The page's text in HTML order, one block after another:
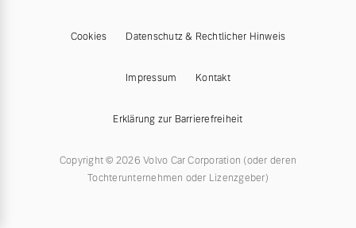
Cookies Datenschutz & Rechtlicher Hinweis
Impressum Kontakt
Erklärung zur Barrierefreiheit
Copyright © 2026 Volvo Car Corporation (oder deren
Tochterunternehmen oder Lizenzgeber)